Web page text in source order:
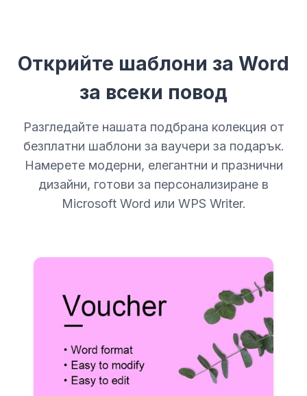
Открийте шаблони за Word
за всеки повод
Разгледайте нашата подбрана колекция от
безплатни шаблони за ваучери за подарък.
Намерете модерни, елегантни и празнични
дизайни, готови за персонализиране в
Microsoft Word или WPS Writer.